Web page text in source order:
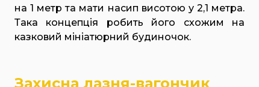
на 1 метр та мати насип висотою у 2,1 метра.
Така концепція робить його схожим на
казковий мініатюрний будиночок.
Захисна лазня-вагончик